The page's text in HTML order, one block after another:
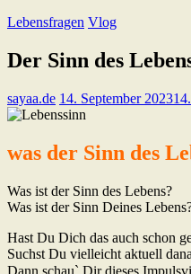
Lebensfragen Vlog
Der Sinn des
sayaa.de 14. September 2023
was der Sinn des
Was ist der Sinn des Lebens?
Was ist der Sinn Deines
Hast Du Dich das auch schon
Suchst Du vielleicht aktuell
Dann schau` Dir dieses